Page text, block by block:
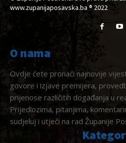
www.zupanijaposavska.ba ® 2022
O nama
Ovdje ćete pronaći najnovije
govore i izjave premijera,
prijenose različitih događanja u
Prijedlozima, pitanjima,
sudjeluj i utječi na rad Županije